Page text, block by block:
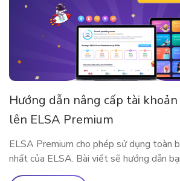
Hướng dẫn nâng cấp tài
lên ELSA Premium
ELSA Premium cho phép sử dụng toàn
nhất của ELSA. Bài viết sẽ hướng dẫn
ELSA Pro lên ELSA Premium nhé!